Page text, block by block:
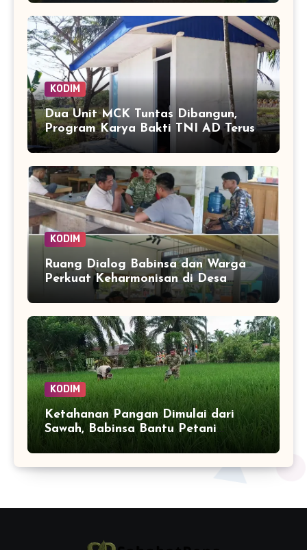
KODIM
Dua Unit MCK Tuntas Dibangun,
Program Karya Bakti TNI AD Terus
Ubah Wajah Merauke
KODIM
Ruang Dialog Babinsa dan Warga
Perkuat Keharmonisan di Desa
Kuala Bhakti
KODIM
Ketahanan Pangan Dimulai dari
Sawah, Babinsa Bantu Petani
Kendalikan Hama Tanaman